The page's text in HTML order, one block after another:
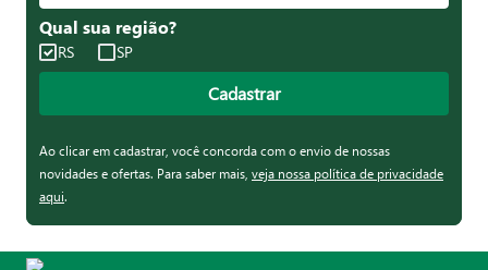
Qual sua região?
RS SP
Cadastrar
Ao clicar em cadastrar, você concorda com o envio de nossas
novidades e ofertas. Para saber mais, veja nossa política de privacidade
aqui.